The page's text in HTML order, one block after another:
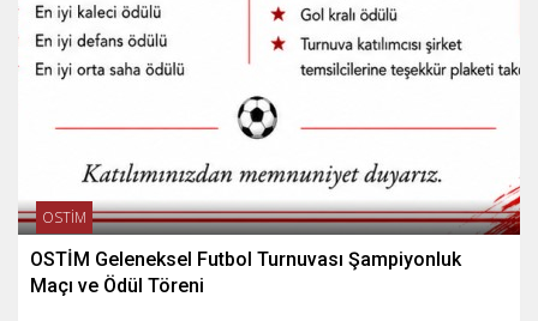
OSTİM
OSTİM Geleneksel Futbol Turnuvası Şampiyonluk
Maçı ve Ödül Töreni